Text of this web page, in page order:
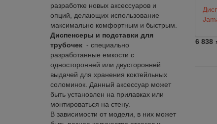
разработке новых аксессуаров и
опций, делающих использование
максимально комфортным и быстрым.
Диспенсеры и подставки для
трубочек - специально
разработанные емкости с
односторонней или двусторонней
выдачей для хранения коктейльных
соломинок. Данный аксессуар может
быть установлен на прилавках или
монтироваться на стену.
В зависимости от модели, в них может
6 838